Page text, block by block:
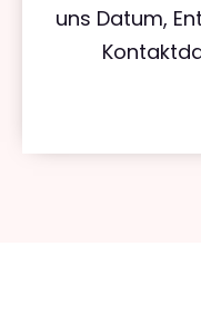
uns Datum,